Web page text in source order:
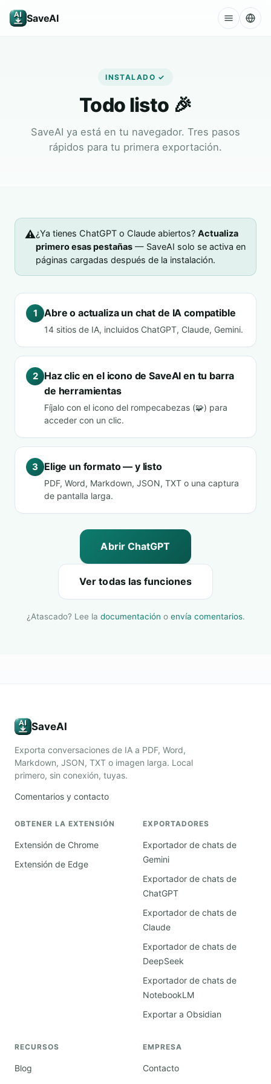
SaveAI
INSTALADO ✓
Todo listo 🎉
SaveAI ya está en tu navegador. Tres pasos
rápidos para tu primera exportación.
⚠️¿Ya tienes ChatGPT o Claude abiertos? Actualiza
primero esas pestañas — SaveAI solo se activa en
páginas cargadas después de la instalación.
1 Abre o actualiza un chat de IA compatible
14 sitios de IA, incluidos ChatGPT, Claude, Gemini.
2
Haz clic en el icono de SaveAI en tu barra
de herramientas
Fíjalo con el icono del rompecabezas (🧩) para
acceder con un clic.
3 Elige un formato — y listo
PDF, Word, Markdown, JSON, TXT o una captura
de pantalla larga.
Abrir ChatGPT
Ver todas las funciones
¿Atascado? Lee la documentación o envía comentarios.
SaveAI
Exporta conversaciones de IA a PDF, Word,
Markdown, JSON, TXT o imagen larga. Local
primero, sin conexión, tuyas.
Comentarios y contacto
OBTENER LA EXTENSIÓN
Extensión de Chrome
Extensión de Edge
EXPORTADORES
Exportador de chats de
Gemini
Exportador de chats de
ChatGPT
Exportador de chats de
Claude
Exportador de chats de
DeepSeek
Exportador de chats de
NotebookLM
Exportar a Obsidian
RECURSOS
Blog
EMPRESA
Contacto